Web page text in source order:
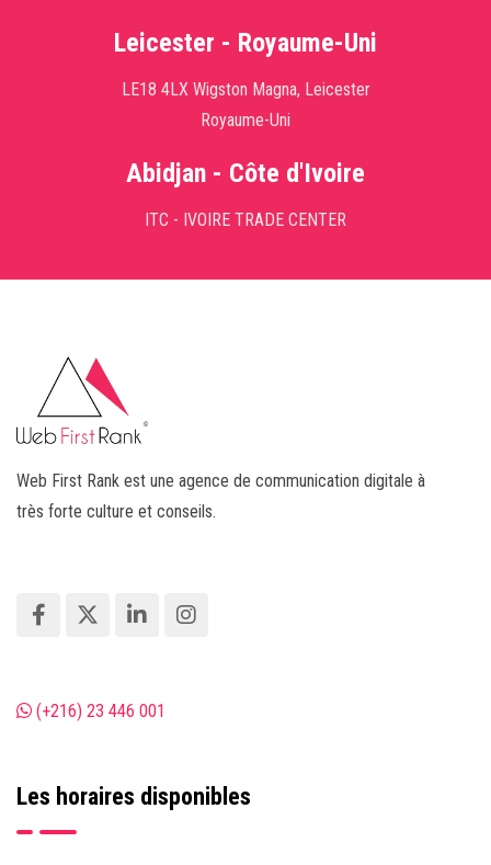
Leicester - Royaume-Uni
LE18 4LX Wigston Magna, Leicester
Royaume-Uni
Abidjan - Côte d'Ivoire
ITC - IVOIRE TRADE CENTER
Web First Rank est une agence de communication digitale à
très forte culture et conseils.
(+216) 23 446 001
Les horaires disponibles